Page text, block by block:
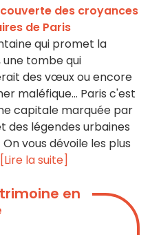
des croyances
de Paris
qui promet la
une tombe qui
des vœux ou encore
maléfique... Paris c'est
capitale marquée par
des légendes urbaines
vous dévoile les plus
[Lire la suite]
en